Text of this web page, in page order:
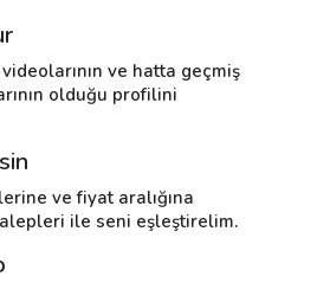
ve hatta geçmiş
olduğu profilini
ve fiyat aralığına
ile seni eşleştirelim.